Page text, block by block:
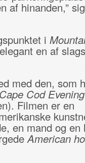
af hinanden,”
i
en af
med den, som
Cape Cod Evening
Filmen er en
en mand og en
American